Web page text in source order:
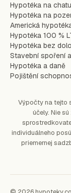
Hypotéka na
Hypotéka na
Americká
Hypotéka 100 %
Hypotéka bez
Stavební spoření
Hypotéka a daně
Pojištění
Výpočty na tejto
účely. Nie
individuálneho
priemernej